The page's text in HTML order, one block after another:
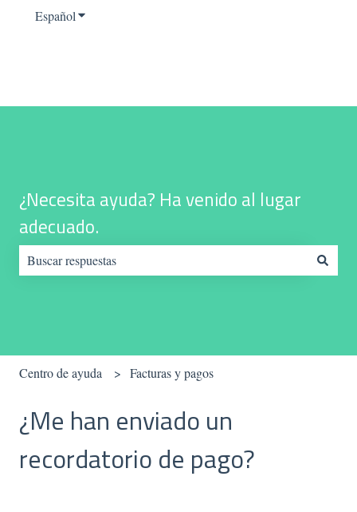
EspañolTraducciones de Mostrar submenú de
¿Necesita ayuda? Ha venido al lugar
adecuado.
Centro de ayuda Facturas y pagos
¿Me han enviado un
recordatorio de pago?